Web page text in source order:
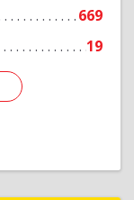
669
19